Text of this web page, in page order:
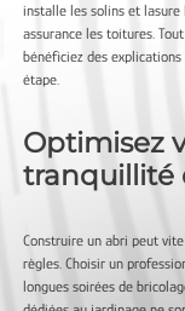
installe les solins et lasure
assurance les toitures.
bénéficiez des
étape.
Optimisez
tranquillité
Construire un abri peut
règles. Choisir un
longues soirées de